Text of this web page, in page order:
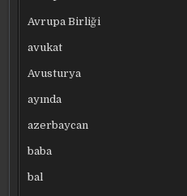
Avrupa Birliği
avukat
Avusturya
ayında
azerbaycan
baba
bal